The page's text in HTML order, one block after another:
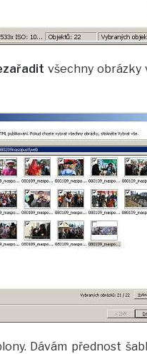
všechny obrázky
Dávám přednost